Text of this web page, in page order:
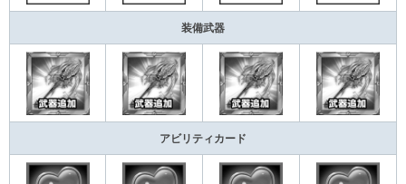
装備武器
アビリティカード